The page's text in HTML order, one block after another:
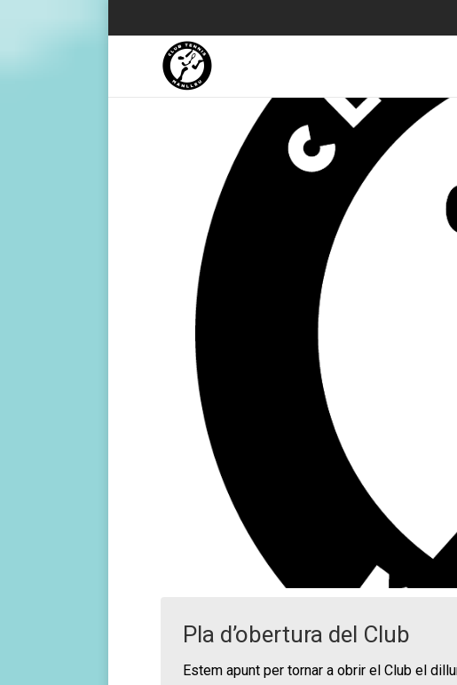
Pla d’obertura del Club
Estem apunt per tornar a obrir el Club el